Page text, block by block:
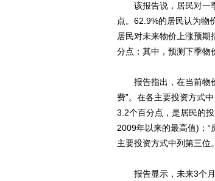
该报告说，居民对一季
点。62.9%的居民认为物
居民对未来物价上涨预
分点；其中，预测下季物
报告指出，在当前物价
费”。在各主要投资方式
3.2个百分点，是居民的
2009年以来的最高值)；
主要投资方式中列第三位。
报告显示，未来3个月